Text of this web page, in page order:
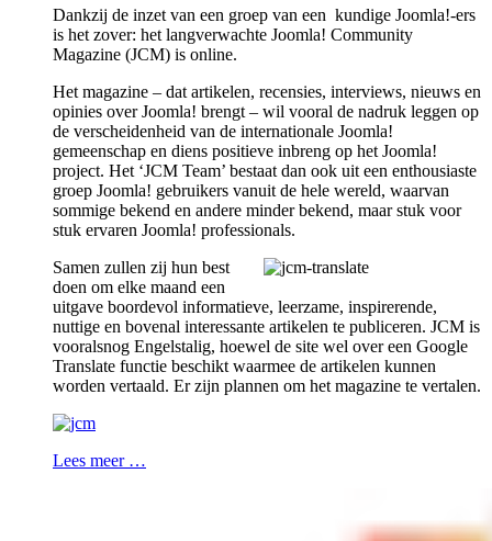
Dankzij de inzet van een groep van een kundige Joomla!-ers
is het zover: het langverwachte Joomla! Community
Magazine (JCM) is online.
Het magazine – dat artikelen, recensies, interviews, nieuws en
opinies over Joomla! brengt – wil vooral de nadruk leggen op
de verscheidenheid van de internationale Joomla!
gemeenschap en diens positieve inbreng op het Joomla!
project. Het ‘JCM Team’ bestaat dan ook uit een enthousiaste
groep Joomla! gebruikers vanuit de hele wereld, waarvan
sommige bekend en andere minder bekend, maar stuk voor
stuk ervaren Joomla! professionals.
Samen zullen zij hun best
doen om elke maand een
uitgave boordevol informatieve, leerzame, inspirerende,
nuttige en bovenal interessante artikelen te publiceren. JCM is
vooralsnog Engelstalig, hoewel de site wel over een Google
Translate functie beschikt waarmee de artikelen kunnen
worden vertaald. Er zijn plannen om het magazine te vertalen.
Lees meer …